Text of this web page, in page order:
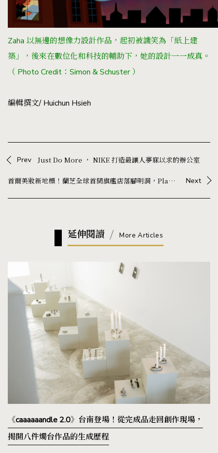
Zaha 以無邊的想像力設計作品，起初被譏笑為「紙上建
築」，後來在數位化和科技的輔助下，她的設計一一成真。
（ Photo Credit：Simon & Schuster ）
編輯撰文/ Huichun Hsieh
Prev Just Do More ， NIKE 打造最讓人夢寐以求的辦公室
首爾美妝新地標！蘭芝全球首間旗艦店落腳明洞，Playlab 打造沉浸式體驗空間 Next
延伸閱讀 More Articles
《caaaaaandle 2.0》台南登場！從完成品走回創作現場，
揭開八件燭台作品的生成歷程